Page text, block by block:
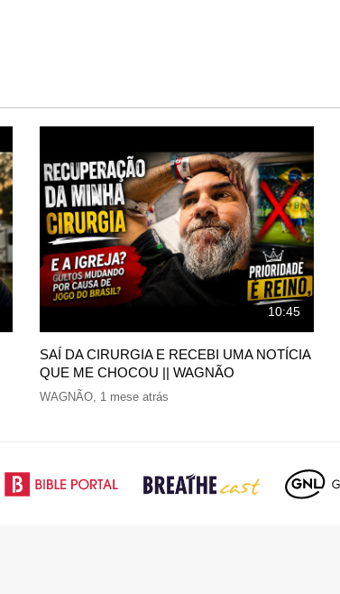
10:45
SAÍ DA CIRURGIA E RECEBI UMA NOTÍCIA
QUE ME CHOCOU || WAGNÃO
WAGNÃO 1 mese atrás